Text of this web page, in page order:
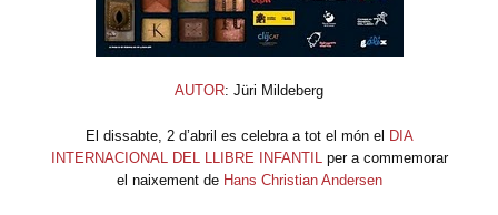
AUTOR: Jüri Mildeberg
El dissabte, 2 d’abril es celebra a tot el món el DIA
INTERNACIONAL DEL LLIBRE INFANTIL per a commemorar
el naixement de Hans Christian Andersen